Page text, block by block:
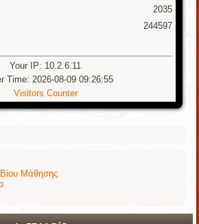
2035
244597
Your IP: 10.2.6.11
Time: 2026-08-09 09:26:55
Visitors Counter
Βίου Μάθησης